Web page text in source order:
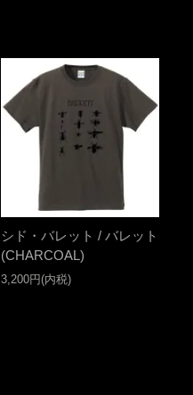
シド・バレット / バレット
(CHARCOAL)
3,200円(内税)